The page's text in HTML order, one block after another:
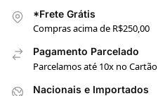
*Frete Grátis
Compras acima de R$250,00
Pagamento Parcelado
Parcelamos até 10x no Cartão
Nacionais e Importados